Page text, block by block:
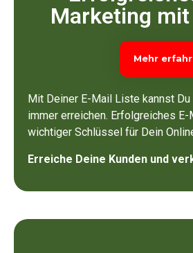
Marketing
Mehr
Mit Deiner E-Mail Liste kannst
immer erreichen. Erfolgreiches
wichtiger Schlüssel für Dein
Erreiche Deine Kunden und